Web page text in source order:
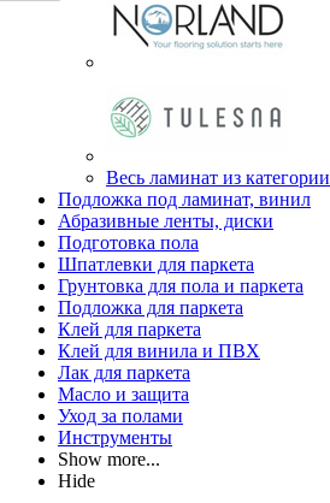
Весь ламинат из категории
Подложка под ламинат, винил
Абразивные ленты, диски
Подготовка пола
Шпатлевки для паркета
Грунтовка для пола и паркета
Подложка для паркета
Клей для паркета
Клей для винила и ПВХ
Лак для паркета
Масло и защита
Уход за полами
Инструменты
Show more...
Hide